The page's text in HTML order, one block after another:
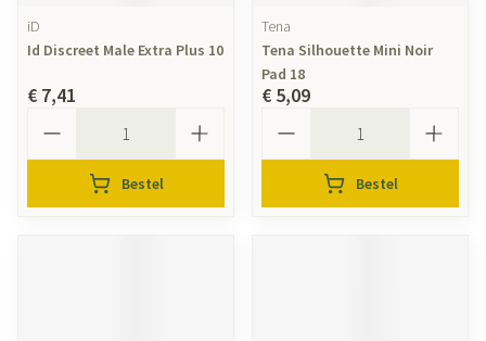
iD
Id Discreet Male Extra Plus 10
€ 7,41
Bestel
Tena
Tena Silhouette Mini Noir
Pad 18
€ 5,09
Bestel